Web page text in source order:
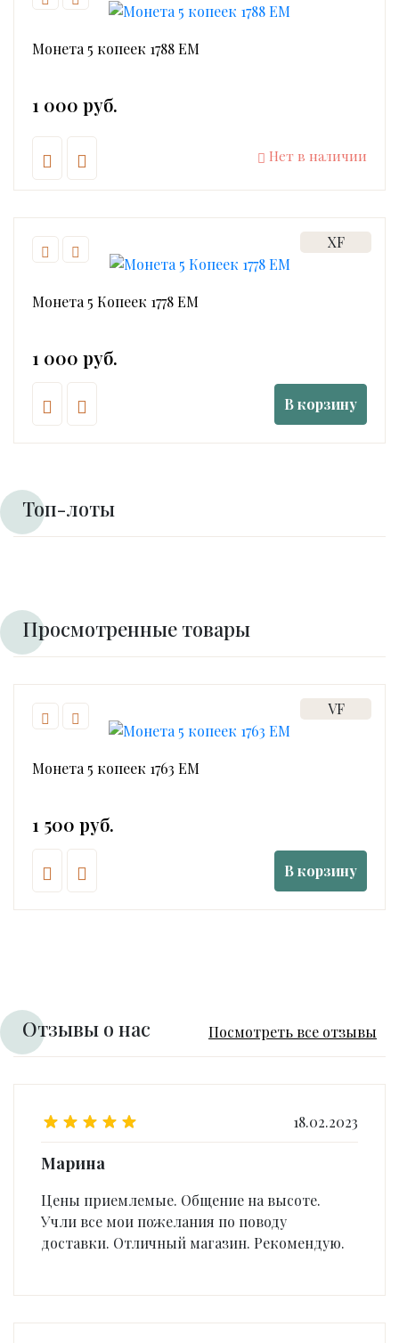
Монета 5 копеек 1788 ЕМ
1 000 руб.
Нет в наличии
XF
Монета 5 Копеек 1778 ЕМ
1 000 руб.
В корзину
Топ-лоты
Просмотренные товары
VF
Монета 5 копеек 1763 ЕМ
1 500 руб.
В корзину
Отзывы о нас Посмотреть все отзывы
18.02.2023
Марина
Цены приемлемые. Общение на высоте.
Учли все мои пожелания по поводу
доставки. Отличный магазин. Рекомендую.